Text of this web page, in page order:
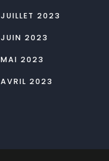
JUILLET 2023
JUIN 2023
MAI 2023
AVRIL 2023